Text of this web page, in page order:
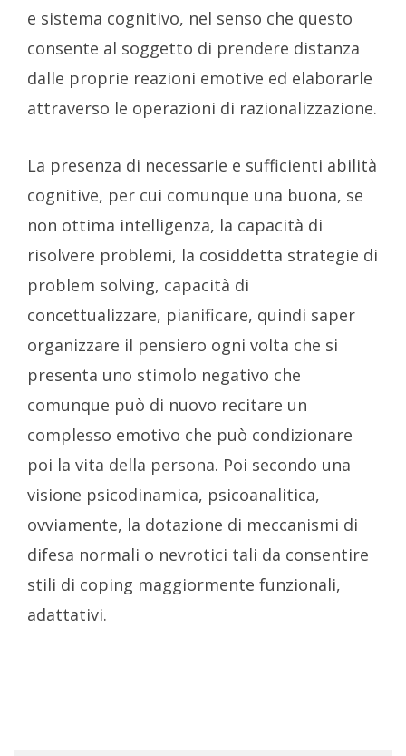
e sistema cognitivo, nel senso che questo
consente al soggetto di prendere distanza
dalle proprie reazioni emotive ed elaborarle
attraverso le operazioni di razionalizzazione.
La presenza di necessarie e sufficienti abilità
cognitive, per cui comunque una buona, se
non ottima intelligenza, la capacità di
risolvere problemi, la cosiddetta strategie di
problem solving, capacità di
concettualizzare, pianificare, quindi saper
organizzare il pensiero ogni volta che si
presenta uno stimolo negativo che
comunque può di nuovo recitare un
complesso emotivo che può condizionare
poi la vita della persona. Poi secondo una
visione psicodinamica, psicoanalitica,
ovviamente, la dotazione di meccanismi di
difesa normali o nevrotici tali da consentire
stili di coping maggiormente funzionali,
adattativi.